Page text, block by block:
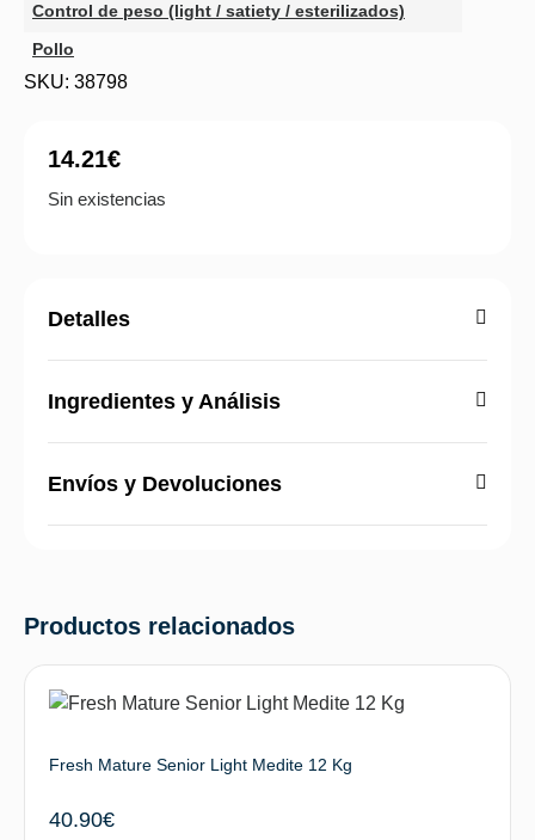
Control de peso (light / satiety / esterilizados)
Pollo
SKU: 38798
14.21€
Sin existencias
Detalles
Ingredientes y Análisis
Envíos y Devoluciones
Productos relacionados
Fresh Mature Senior Light Medite 12 Kg
40.90€